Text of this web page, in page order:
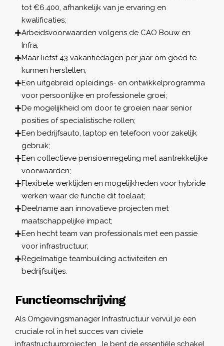
tot €6.400, afhankelijk van je ervaring en
kwalificaties;
Arbeidsvoorwaarden volgens de CAO Bouw en
Infra;
Maar liefst 43 vakantiedagen per jaar om goed te
kunnen herstellen;
Een uitgebreid opleidings- en ontwikkelprogramma
voor persoonlijke en professionele groei;
De mogelijkheid om door te groeien naar senior
posities of specialistische rollen;
Een bedrijfsauto, laptop en telefoon voor zakelijk
gebruik;
Een collectieve pensioenregeling met aantrekkelijke
voorwaarden;
Flexibele werktijden en mogelijkheden voor hybride
werken waar de functie dit toelaat;
Deelname aan innovatieve projecten met
maatschappelijke impact;
Een hecht team van professionals met een passie
voor infrastructuur;
Regelmatige teambuilding activiteiten en
bedrijfsuitjes.
Functieomschrijving
Als Omgevingsmanager Infrastructuur vervul je een
cruciale rol in het succes van civiele
infrastructuurprojecten. Je bent de essentiële schakel